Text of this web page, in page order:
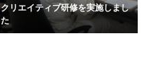
クリエイティブ研修を実施しまし
た